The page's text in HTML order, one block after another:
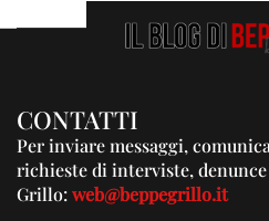
CONTATTI
Per inviare messaggi,
richieste di interviste, denunce
Grillo:web@beppegrillo.it